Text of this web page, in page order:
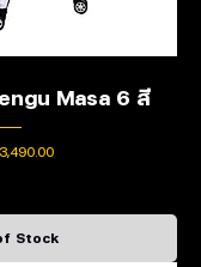
Masa 6 สี
Stock